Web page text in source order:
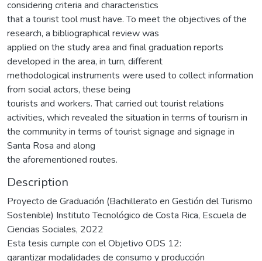
considering criteria and characteristics
that a tourist tool must have. To meet the objectives of the
research, a bibliographical review was
applied on the study area and final graduation reports
developed in the area, in turn, different
methodological instruments were used to collect information
from social actors, these being
tourists and workers. That carried out tourist relations
activities, which revealed the situation in terms of tourism in
the community in terms of tourist signage and signage in
Santa Rosa and along
the aforementioned routes.
Description
Proyecto de Graduación (Bachillerato en Gestión del Turismo
Sostenible) Instituto Tecnológico de Costa Rica, Escuela de
Ciencias Sociales, 2022
Esta tesis cumple con el Objetivo ODS 12:
garantizar modalidades de consumo y producción